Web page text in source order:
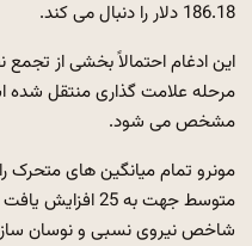
186.18 دلار را دنبال می کند.
مرحله علامت گذاری منتقل شده
مشخص می شود.
مونرو تمام میانگین های متحرک
متوسط ​​جهت به 25
شاخص نیروی نسبی و نوسان ساز